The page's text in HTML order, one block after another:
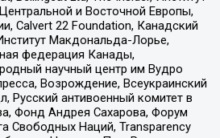
и Восточной Европы,
Calvert 22 Foundation, Канадский
Макдональда-Лорье,
федерация Канады,
научный центр им Вудро
Возрождение, Всеукраинский
Русский антивоенный комитет в
Фонд Андрея Сахарова, Форум
Свободных Наций, Transparеncy